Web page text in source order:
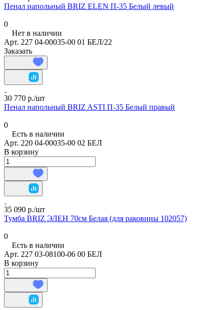
Пенал напольный BRIZ ELEN П-35 Белый левый
0
Нет в наличии
Арт. 227 04-00035-00 01 БЕЛ/22
Заказать
30 770 р./шт
Пенал напольный BRIZ ASTI П-35 Белый правый
0
Есть в наличии
Арт. 220 04-00035-00 02 БЕЛ
В корзину
35 090 р./шт
Тумба BRIZ ЭЛЕН 70см Белая (для раковины 102057)
0
Есть в наличии
Арт. 227 03-08100-06 00 БЕЛ
В корзину